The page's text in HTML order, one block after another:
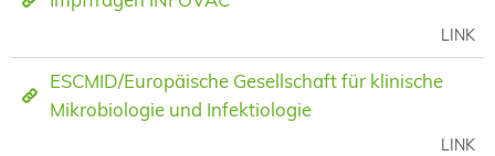
LINK
ESCMID/Europäische Gesellschaft für klinische
Mikrobiologie und Infektiologie
LINK